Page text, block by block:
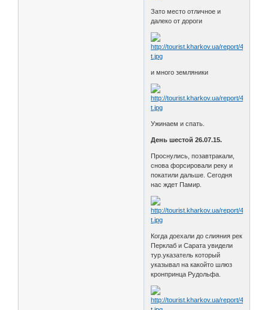
Зато место отличное и
далеко от дороги
и много земляники
Ужинаем и спать.
День шестой 26.07.15.
Проснулись, позавтракали,
снова форсировали реку и
покатили дальше. Сегодня
нас ждет Памир.
Когда доехали до слияния рек
Перклаб и Сарата увидели
тур.указатель который
указывал на какойто шлюз
кронпринца Рудольфа.